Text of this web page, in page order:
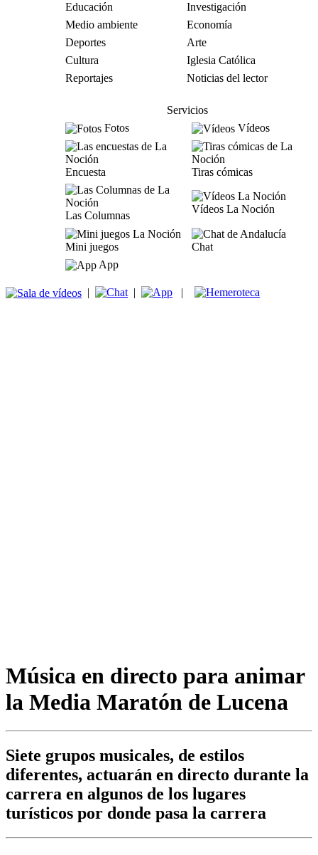
Educación
Investigación
Medio ambiente
Economía
Deportes
Arte
Cultura
Iglesia Católica
Reportajes
Noticias del lector
Servicios
Fotos
Vídeos
Encuesta Tiras cómicas
Las Columnas
Vídeos La Noción
Mini juegos
Chat
App
| | |
Música en directo para animar
la Media Maratón de Lucena
Siete grupos musicales, de estilos
diferentes, actuarán en directo durante la
carrera en algunos de los lugares
turísticos por donde pasa la carrera